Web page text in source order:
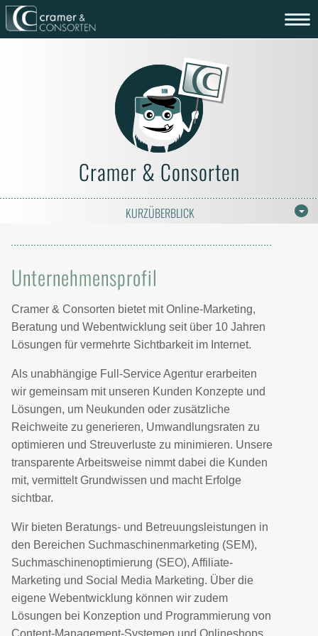
Cramer & Consorten
KURZÜBERBLICK
Unternehmensprofil
Cramer & Consorten bietet mit Online-Marketing,
Beratung und Webentwicklung seit über 10 Jahren
Lösungen für vermehrte Sichtbarkeit im Internet.
Als unabhängige Full-Service Agentur erarbeiten
wir gemeinsam mit unseren Kunden Konzepte und
Lösungen, um Neukunden oder zusätzliche
Reichweite zu generieren, Umwandlungsraten zu
optimieren und Streuverluste zu minimieren. Unsere
transparente Arbeitsweise nimmt dabei die Kunden
mit, vermittelt Grundwissen und macht Erfolge
sichtbar.
Wir bieten Beratungs- und Betreuungsleistungen in
den Bereichen Suchmaschinenmarketing (SEM),
Suchmaschinenoptimierung (SEO), Affiliate-
Marketing und Social Media Marketing. Über die
eigene Webentwicklung können wir zudem
Lösungen bei Konzeption und Programmierung von
Content-Management-Systemen und Onlineshops